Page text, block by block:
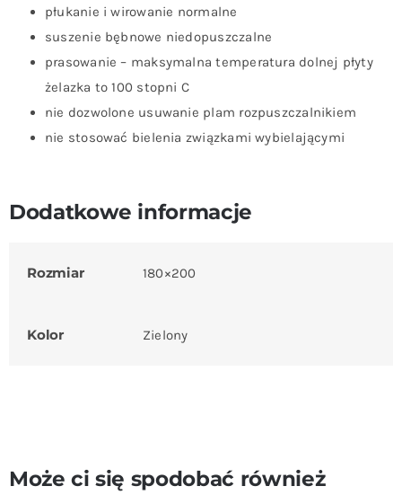
płukanie i wirowanie normalne
suszenie bębnowe niedopuszczalne
prasowanie – maksymalna temperatura dolnej płyty
żelazka to 100 stopni C
nie dozwolone usuwanie plam rozpuszczalnikiem
nie stosować bielenia związkami wybielającymi
Dodatkowe informacje
Rozmiar 180×200
Kolor Zielony
Może ci się spodobać również